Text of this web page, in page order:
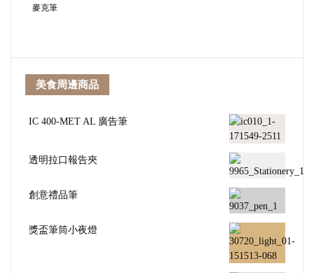
麥克筆
美食周邊商品
IC 400-MET AL 廣告筆
透明拉口報告夾
創意禮品筆
獎盃筆筒小夜燈